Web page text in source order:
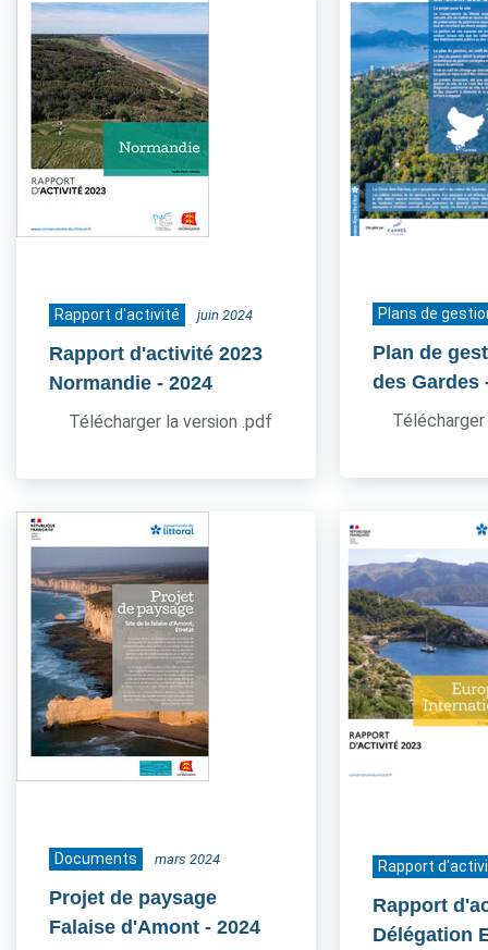
Rapport d'activité juin 2024
Rapport d'activité 2023
Normandie - 2024
Télécharger la version .pdf
Plans de
Plan de
des Gardes
Documents mars 2024
Projet de paysage
Falaise d'Amont - 2024
Rapport
Rapport
Délégation